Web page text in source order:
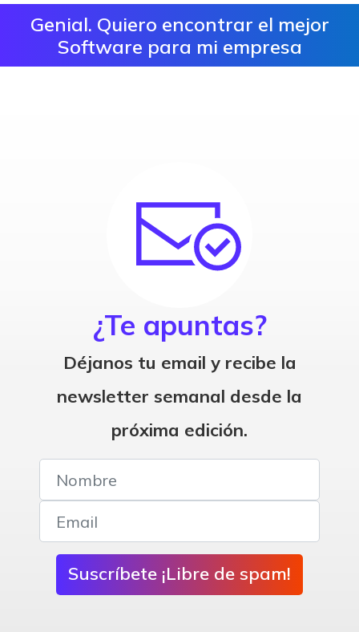
Genial. Quiero encontrar el mejor
Software para mi empresa
¿Te apuntas?
Déjanos tu email y recibe la
newsletter semanal desde la
próxima edición.
Suscríbete ¡Libre de spam!